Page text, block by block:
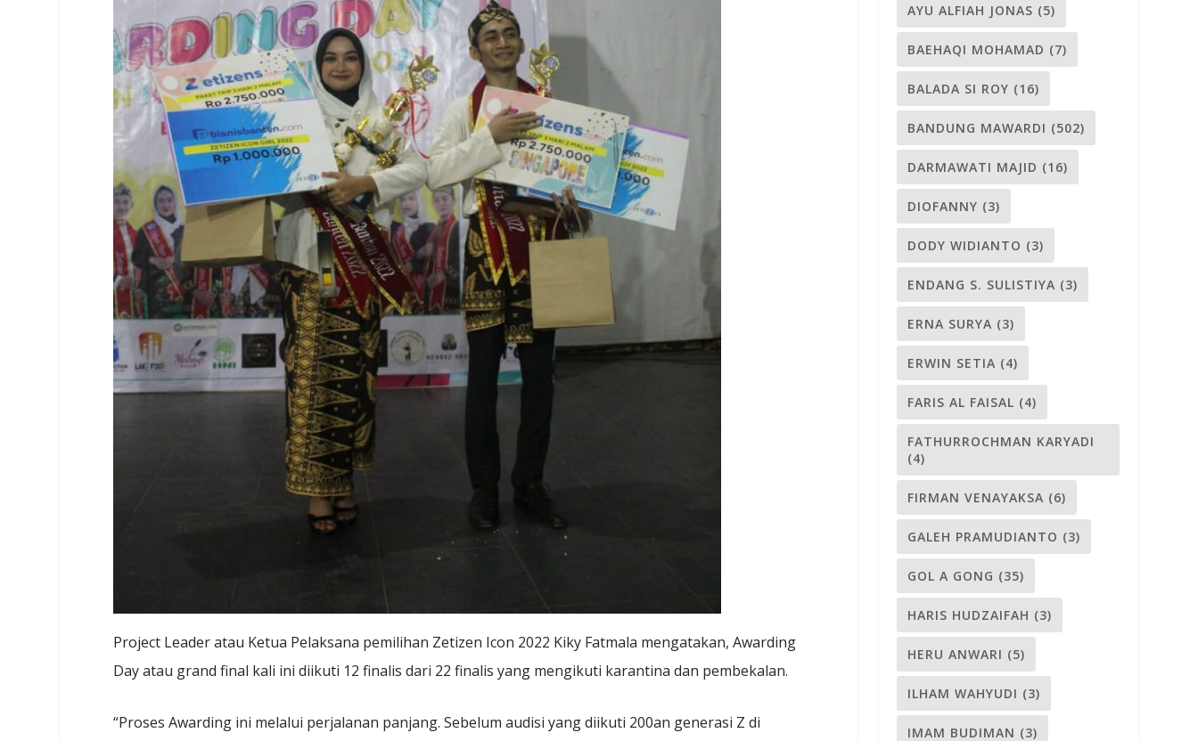
Project Leader atau Ketua Pelaksana pemilihan Zetizen Icon 2022 Kiky Fatmala mengatakan, Awarding
Day atau grand final kali ini diikuti 12 finalis dari 22 finalis yang mengikuti karantina dan pembekalan.
“Proses Awarding ini melalui perjalanan panjang. Sebelum audisi yang diikuti 200an generasi Z di
AYU ALFIAH JONAS (5)
BAEHAQI MOHAMAD (7)
BALADA SI ROY (16)
BANDUNG MAWARDI (502)
DARMAWATI MAJID (16)
DIOFANNY (3)
DODY WIDIANTO (3)
ENDANG S. SULISTIYA (3)
ERNA SURYA (3)
ERWIN SETIA (4)
FARIS AL FAISAL (4)
FATHURROCHMAN KARYADI
(4)
FIRMAN VENAYAKSA (6)
GALEH PRAMUDIANTO (3)
GOL A GONG (35)
HARIS HUDZAIFAH (3)
HERU ANWARI (5)
ILHAM WAHYUDI (3)
IMAM BUDIMAN (3)